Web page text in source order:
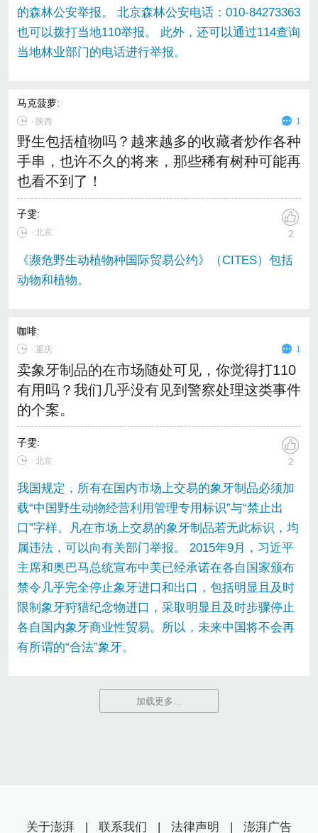
的森林公安举报。 北京森林公安电话：010-84273363
也可以拨打当地110举报。 此外，还可以通过114查询
当地林业部门的电话进行举报。
马克菠萝:
∙ 陕西 1
野生包括植物吗？越来越多的收藏者炒作各种
手串，也许不久的将来，那些稀有树种可能再
也看不到了！
子雯:
∙ 北京 2
《濒危野生动植物种国际贸易公约》（CITES）包括
动物和植物。
咖啡:
∙重庆 1
卖象牙制品的在市场随处可见，你觉得打110
有用吗？我们几乎没有见到警察处理这类事件
的个案。
子雯:
∙ 北京 2
我国规定，所有在国内市场上交易的象牙制品必须加
载“中国野生动物经营利用管理专用标识”与“禁止出
口”字样。凡在市场上交易的象牙制品若无此标识，均
属违法，可以向有关部门举报。 2015年9月，习近平
主席和奥巴马总统宣布中美已经承诺在各自国家颁布
禁令几乎完全停止象牙进口和出口，包括明显且及时
限制象牙狩猎纪念物进口，采取明显且及时步骤停止
各自国内象牙商业性贸易。所以，未来中国将不会再
有所谓的“合法”象牙。
加载更多…
关于澎湃 | 联系我们 | 法律声明 | 澎湃广告